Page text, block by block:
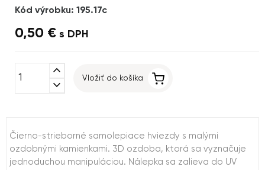
Kód výrobku: 195.17c
0,50 € s DPH
expand_less
expand_more
Vložiť do košíka
Čierno-strieborné samolepiace hviezdy s malými
ozdobnými kamienkami. 3D ozdoba, ktorá sa vyznačuje
jednoduchou manipuláciou. Nálepka sa zalieva do UV